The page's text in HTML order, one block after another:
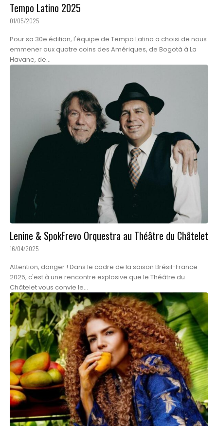
Tempo Latino 2025
01/05/2025
Pour sa 30e édition, l'équipe de Tempo Latino a choisi de nous
emmener aux quatre coins des Amériques, de Bogotà à La
Havane, de...
Lenine & SpokFrevo Orquestra au Théâtre du Châtelet
16/04/2025
Attention, danger ! Dans le cadre de la saison Brésil-France
2025, c'est à une rencontre explosive que le Théâtre du
Châtelet vous convie le...